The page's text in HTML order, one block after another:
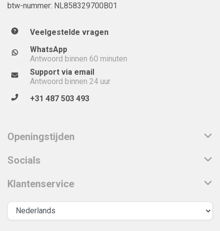
btw-nummer: NL858329700B01
Veelgestelde vragen
WhatsApp
Antwoord binnen 60 minuten
Support via email
Antwoord binnen 24 uur
+31 487 503 493
Openingstijden
Socials
Klantenservice